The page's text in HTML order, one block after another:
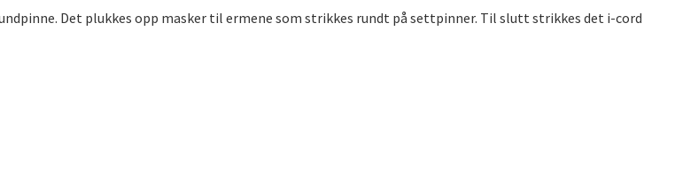
Det plukkes opp masker til ermene som strikkes rundt på settpinner. Til slutt strikkes det i-cord